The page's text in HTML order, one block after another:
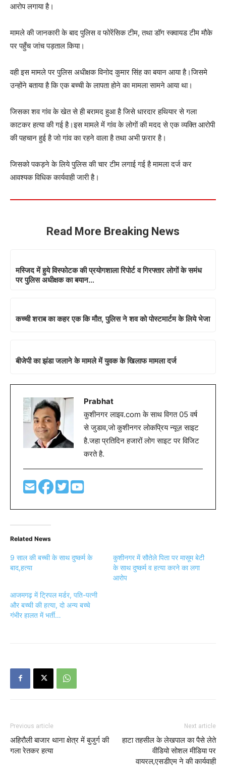
आरोप लगाया है।
मामले की जानकारी के बाद पुलिस व फोरेंसिक टीम, तथा डॉग स्क्वायड टीम मौके
पर पहुँच जांच पड़ताल किया।
वही इस मामले पर पुलिस अधीक्षक विनोद कुमार सिंह का बयान आया है।जिसमे
उन्होंने बताया है कि एक बच्ची के लापता होने का मामला सामने आया था।
जिसका शव गांव के खेत से ही बरामद हुआ है जिसे धारदार हथियार से गला
काटकर हत्या की गई है।इस मामले में गांव के लोगों की मदद से एक व्यक्ति आरोपी
की पहचान हुई है जो गांव का रहने वाला है तथा अभी फ़रार है।
जिसको पकड़ने के लिये पुलिस की चार टीम लगाई गई है मामला दर्ज कर
आवश्यक विधिक कार्यवाही जारी है।
Read More Breaking News
मस्जिद में हुये विस्फोटक की प्रयोगशाला रिपोर्ट व गिरफ्तार लोगों के समंध
पर पुलिस अधीक्षक का बयान…
कच्ची शराब का कहर एक कि मौत, पुलिस ने शव को पोस्टमार्टम के लिये भेजा
बीजेपी का झंडा जलाने के मामले में युवक के खिलाफ मामला दर्ज
Prabhat
कुशीनगर लाइव.com के साथ विगत 05 वर्ष
से जुडाव,जो कुशीनगर लोकप्रिय न्यूज़ साइट
है.जहा प्रतिदिन हजारों लोग साइट पर विजिट
करते है.
Related News
9 साल की बच्ची के साथ दुष्कर्म के
बाद,हत्या
कुशीनगर में सौतेले पिता पर मासूम बेटी
के साथ दुष्कर्म व हत्या करने का लगा
आरोप
आजमगढ़ में ट्रिपल मर्डर, पति-पत्नी
और बच्ची की हत्या, दो अन्य बच्चे
गंभीर हालत में भर्ती…
Previous article
अहिरौली बाजार थाना क्षेत्र में बुजुर्ग की
गला रेतकर हत्या
Next article
हाटा तहसील के लेखपाल का पैसे लेते
वीडियो सोशल मीडिया पर
वायरल,एसडीएम ने की कार्यवाही